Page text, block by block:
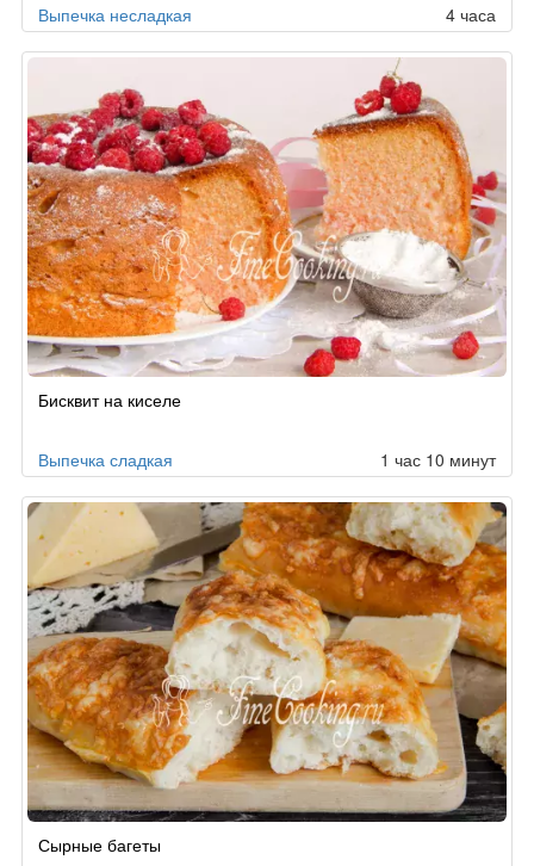
Выпечка несладкая 4 часа
Бисквит на киселе
Выпечка сладкая 1 час 10 минут
Сырные багеты